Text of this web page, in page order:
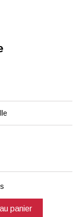
panier